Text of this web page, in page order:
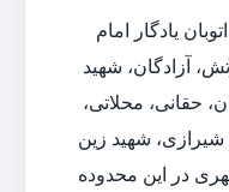
یادگار امام
آزادگان، شهید
حقانی، محلاتی،
شهید زین
در این محدوده